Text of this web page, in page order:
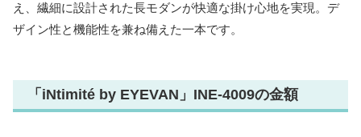
え、繊細に設計された長モダンが快適な掛け心地を実現。デ
ザイン性と機能性を兼ね備えた一本です。
「iNtimité by EYEVAN」INE-4009の金額